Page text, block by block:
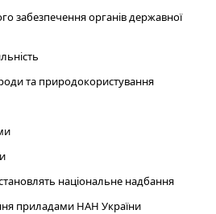
забезпечення органів державної
та природокористування
національне надбання
приладами НАН України